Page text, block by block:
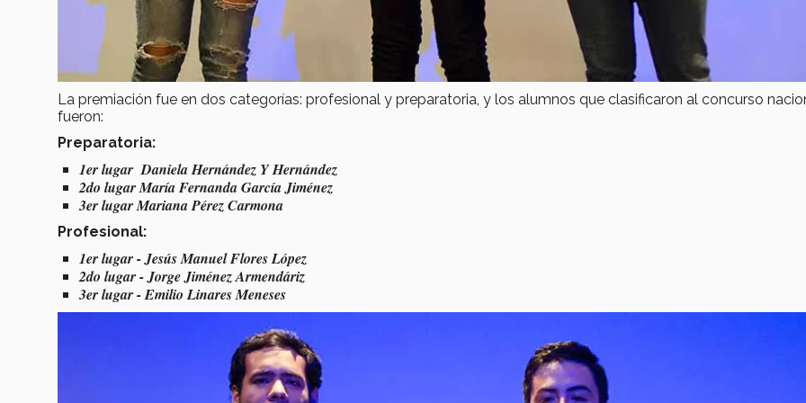
La premiación fue en dos categorías: profesional y preparatoria, y los alumnos que clasificaron al concurso
fueron:
Preparatoria:
1er lugar Daniela Hernández Y Hernández
2do lugar María Fernanda García Jiménez
3er lugar Mariana Pérez Carmona
Profesional:
1er lugar - Jesús Manuel Flores López
2do lugar - Jorge Jiménez Armendáriz
3er lugar - Emilio Linares Meneses